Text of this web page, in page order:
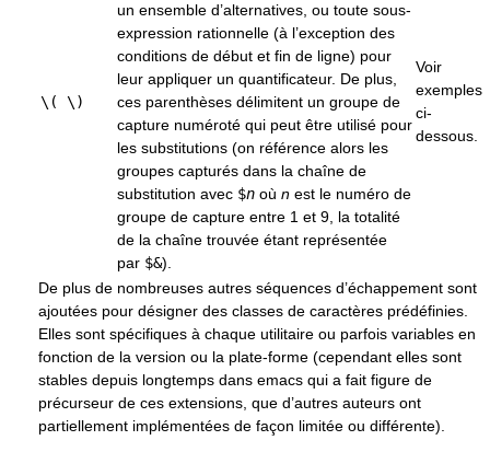
\( \)
un ensemble d’alternatives, ou toute sous-
expression rationnelle (à l’exception des
conditions de début et fin de ligne) pour
leur appliquer un quantificateur. De plus,
ces parenthèses délimitent un groupe de
capture numéroté qui peut être utilisé pour
les substitutions (on référence alors les
groupes capturés dans la chaîne de
substitution avec $n où n est le numéro de
groupe de capture entre 1 et 9, la totalité
de la chaîne trouvée étant représentée
par $&).
Voir
exemples
ci-
dessous.
De plus de nombreuses autres séquences d’échappement sont
ajoutées pour désigner des classes de caractères prédéfinies.
Elles sont spécifiques à chaque utilitaire ou parfois variables en
fonction de la version ou la plate-forme (cependant elles sont
stables depuis longtemps dans emacs qui a fait figure de
précurseur de ces extensions, que d’autres auteurs ont
partiellement implémentées de façon limitée ou différente).